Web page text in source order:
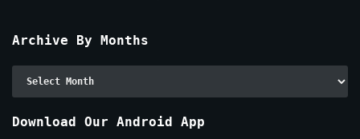
Archive By Months
Download Our Android App